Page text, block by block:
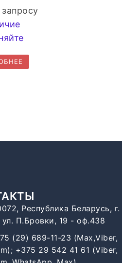
Республика Беларусь, г.
П.Бровки, 19 - оф.438
(29) 689-11-23 (Max,Viber,
+375 29 542 41 61 (Viber,